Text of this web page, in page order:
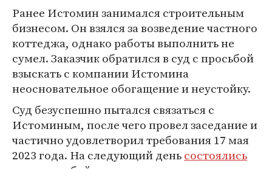
Ранее Истомин занимался строительным
бизнесом. Он взялся за возведение частного
коттеджа, однако работы выполнить не
сумел. Заказчик обратился в суд с просьбой
взыскать с компании Истомина
неосновательное обогащение и неустойку.
Суд безуспешно пытался связаться с
Истоминым, после чего провел заседание и
частично удовлетворил требования 17 мая
2023 года. На следующий деньсостоялись